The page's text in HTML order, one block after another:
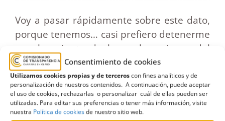
Consentimiento de cookies
Utilizamos cookies propias y de terceroscon fines analíticos y de
personalización de nuestros contenidos. A continuación, puede aceptar
el uso de cookies, rechazarlas o personalizar cuál de ellas pueden ser
utilizadas. Para editar sus preferencias o tener más información, visite
nuestra Política de cookiesde nuestro sitio web.
Voy a pasar rápidamente sobre este dato,
porque tenemos… casi prefiero detenerme
en el conjunto de las reclamaciones del
periodo, para estar en tiempo, o para
tratar de constreñirme al tiempo… al
tiempo de la presentación, y ahí pueden
ustedes comprobar que entre los años